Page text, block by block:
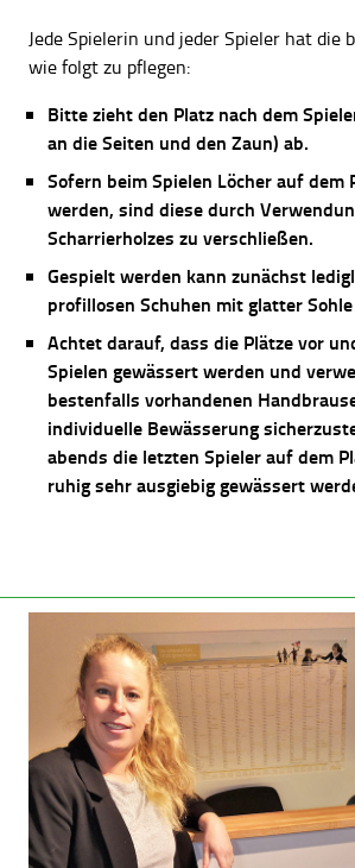
Jede Spielerin und jeder Spieler hat die
wie folgt zu pflegen:
Bitte zieht den Platz nach dem
an die Seiten und den Zaun) ab.
Sofern beim Spielen Löcher auf dem
werden, sind diese durch
Scharrierholzes zu verschließen.
Gespielt werden kann zunächst
profillosen Schuhen mit glatter
Achtet darauf, dass die Plätze vor
Spielen gewässert werden und
bestenfalls vorhandenen
individuelle Bewässerung
abends die letzten Spieler auf dem
ruhig sehr ausgiebig gewässert